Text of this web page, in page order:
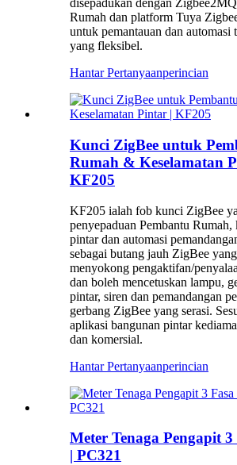
disepadukan dengan
Rumah dan platform Tuya
untuk pemantauan dan automasi
yang fleksibel.
Hantar Pertanyaanperincian
Kunci ZigBee untuk
Rumah & Keselamatan
KF205
KF205 ialah fob kunci ZigBee
penyepaduan Pembantu Rumah,
pintar dan automasi
sebagai butang jauh ZigBee
menyokong pengaktifan/
dan boleh mencetuskan lampu,
pintar, siren dan pemandangan
gerbang ZigBee yang serasi.
aplikasi bangunan pintar
dan komersial.
Hantar Pertanyaanperincian
Meter Tenaga Pengapit 3
| PC321